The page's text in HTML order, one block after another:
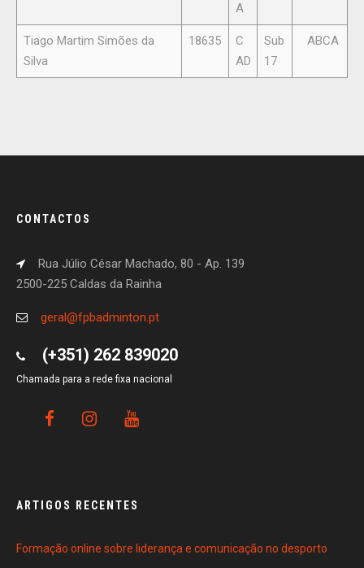
A
Tiago Martim Simões da
Silva
18635
C
AD
Sub
17
ABCA
CONTACTOS
Rua Júlio César Machado, 80 - Ap. 139
2500-225 Caldas da Rainha
geral@fpbadminton.pt
(+351) 262 839020
Chamada para a rede fixa nacional
ARTIGOS RECENTES
Formação online sobre liderança e comunicação no desporto